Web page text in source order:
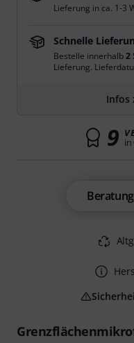
Lieferung in ca. 1-3
Schnelle
Bestelle innerhalb2
Lieferung.
Infos
9
Beratung